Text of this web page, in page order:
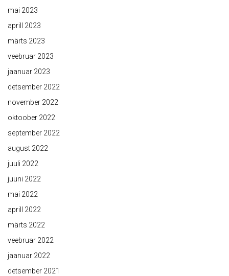
mai 2023
aprill 2023
märts 2023
veebruar 2023
jaanuar 2023
detsember 2022
november 2022
oktoober 2022
september 2022
august 2022
juuli 2022
juuni 2022
mai 2022
aprill 2022
märts 2022
veebruar 2022
jaanuar 2022
detsember 2021